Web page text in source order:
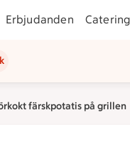
Erbjudanden Catering
färskpotatis på grillen